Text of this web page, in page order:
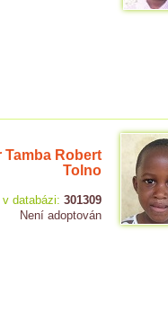
Tamba Robert
Tolno
databázi: 301309
Není adoptován